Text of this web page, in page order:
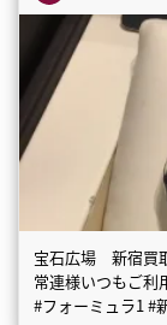
宝石広場 新宿買
常連様いつもご
#フォーミュラ1 #